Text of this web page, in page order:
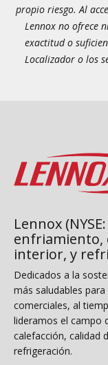
propio riesgo. Al
Lennox no ofrece
exactitud o
Localizador o los
Lennox
enfriamiento,
interior, y
Dedicados a la
más saludables
comerciales, al
lideramos el campo
calefacción, calidad
refrigeración.